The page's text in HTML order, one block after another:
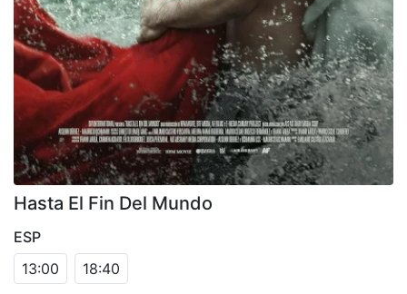
Hasta El Fin Del Mundo
ESP
13:00
18:40